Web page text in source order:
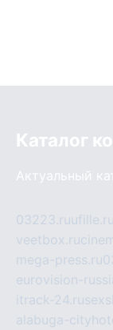
Каталог
Актуальный
03223.ruufille.ru
veetbox.ru
mega-press.ru
eurovision-
itrack-24.ru
alabuga-